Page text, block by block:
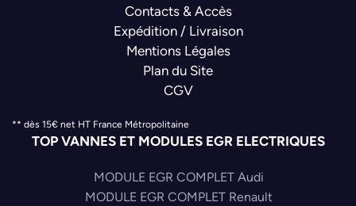
Contacts & Accès
Expédition / Livraison
Mentions Légales
Plan du Site
CGV
** dès 15€ net HT France Métropolitaine
TOP VANNES ET MODULES EGR ELECTRIQUES
MODULE EGR COMPLET Audi
MODULE EGR COMPLET Renault